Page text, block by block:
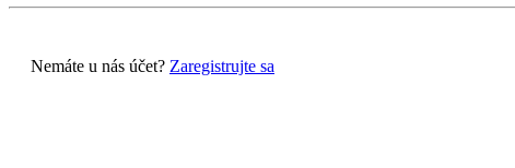
Nemáte u nás účet? Zaregistrujte sa